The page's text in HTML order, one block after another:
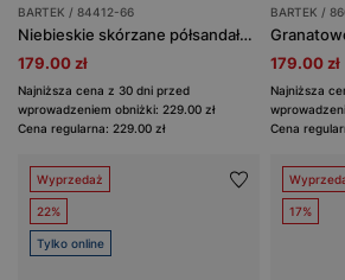
BARTEK / 84412-66
Niebieskie skórzane półsandały z popielatymi wstawkami BARTEK 84412-66
179.00 zł
Najniższa cena z 30 dni przed
wprowadzeniem obniżki: 229.00 zł
Cena regularna: 229.00 zł
BARTEK /
179.00 zł
Najniższa
Cena
Wyprzedaż
22%
Tylko online
17%